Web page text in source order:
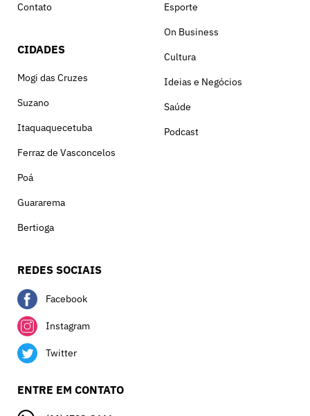
Contato
CIDADES
Mogi das Cruzes
Suzano
Itaquaquecetuba
Ferraz de Vasconcelos
Poá
Guararema
Bertioga
Esporte
On Business
Cultura
Ideias e Negócios
Saúde
Podcast
REDES SOCIAIS
Facebook
Instagram
Twitter
ENTRE EM CONTATO